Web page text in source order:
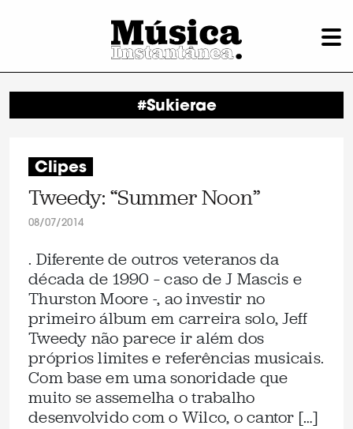
#Sukierae
Clipes
Tweedy: “Summer Noon”
08/07/2014
. Diferente de outros veteranos da
década de 1990 – caso de J Mascis e
Thurston Moore -, ao investir no
primeiro álbum em carreira solo, Jeff
Tweedy não parece ir além dos
próprios limites e referências musicais.
Com base em uma sonoridade que
muito se assemelha o trabalho
desenvolvido com o Wilco, o cantor […]